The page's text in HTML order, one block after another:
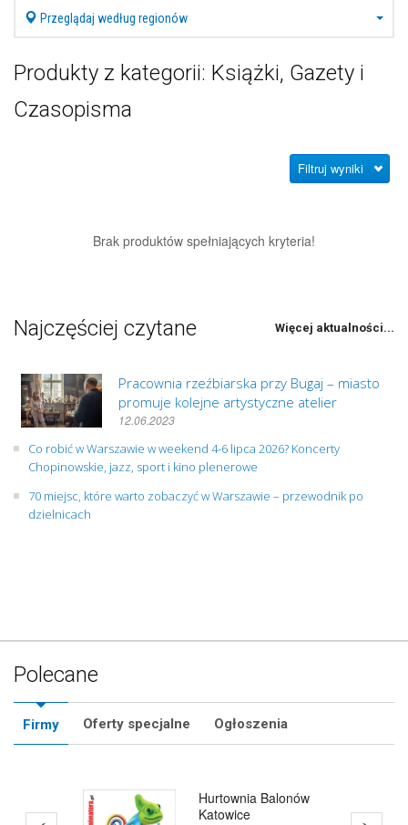
Przeglądaj według regionów
Produkty z kategorii: Książki, Gazety i
Czasopisma
Filtruj wyniki
Brak produktów spełniających kryteria!
Najczęściej czytane Więcej aktualności...
Pracownia rzeźbiarska przy Bugaj – miasto
promuje kolejne artystyczne atelier
12.06.2023
Co robić w Warszawie w weekend 4-6 lipca 2026? Koncerty
Chopinowskie, jazz, sport i kino plenerowe
70 miejsc, które warto zobaczyć w Warszawie – przewodnik po
dzielnicach
Polecane
Firmy Oferty specjalne Ogłoszenia
Hurtownia Balonów
Katowice